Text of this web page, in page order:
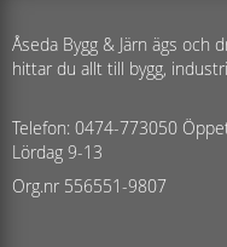
Åseda Bygg & Järn ägs och
hittar du allt till bygg,
Telefon: 0474-773050
Lördag 9-13
Org.nr 556551-9807